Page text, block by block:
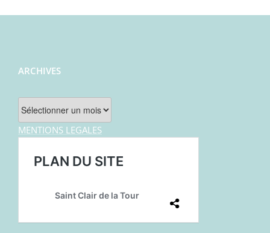
ARCHIVES
Archives
MENTIONS LEGALES